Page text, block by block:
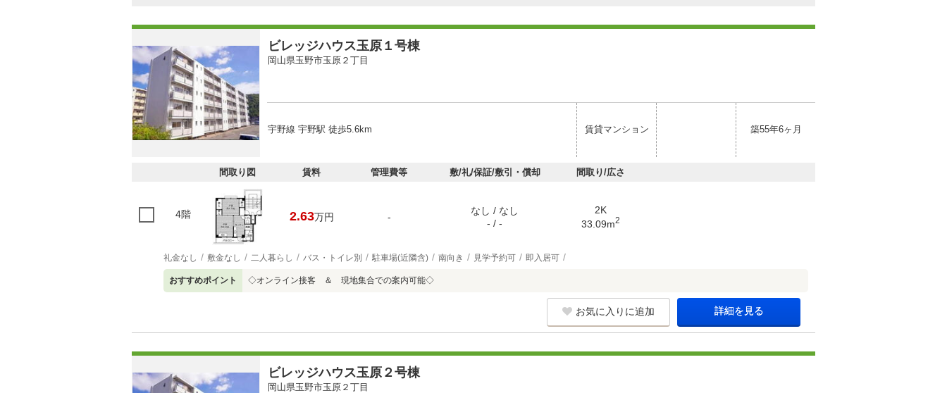
ビレッジハウス玉原１号棟
岡山県玉野市玉原２丁目
宇野線 宇野駅 徒歩5.6km 賃貸マンション 築55年6ヶ月
間取り図 賃料 管理費等 敷/礼/保証/敷引・償却 間取り/広さ
4階 2.63万円 -
なし / なし
- / -
2K
33.09m2
礼金なし 敷金なし 二人暮らし バス・トイレ別 駐車場(近隣含) 南向き 見学予約可 即入居可
おすすめポイント ◇オンライン接客 ＆ 現地集合での案内可能◇
お気に入りに追加 詳細を見る
ビレッジハウス玉原２号棟
岡山県玉野市玉原２丁目